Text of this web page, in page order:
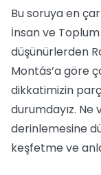
Bu soruya en
İnsan ve
düşünürlerden
Montás’a göre
dikkatimizin
durumdayız.
derinlemesine
keşfetme ve